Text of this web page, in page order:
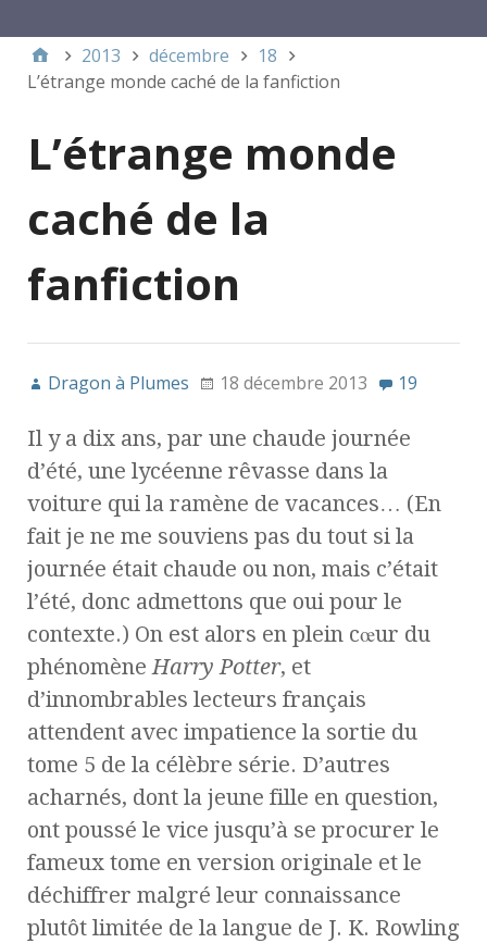
Menu 1
2013 décembre
18
L’étrange monde caché de la fanfiction
L’étrange monde
caché de la
fanfiction
Dragon à Plumes 18 décembre 2013 19
Il y a dix ans, par une chaude journée
d’été, une lycéenne rêvasse dans la
voiture qui la ramène de vacances… (En
fait je ne me souviens pas du tout si la
journée était chaude ou non, mais c’était
l’été, donc admettons que oui pour le
contexte.) On est alors en plein cœur du
phénomèneHarry Potter, et
d’innombrables lecteurs français
attendent avec impatience la sortie du
tome 5 de la célèbre série. D’autres
acharnés, dont la jeune fille en question,
ont poussé le vice jusqu’à se procurer le
fameux tome en version originale et le
déchiffrer malgré leur connaissance
plutôt limitée de la langue de J. K. Rowling